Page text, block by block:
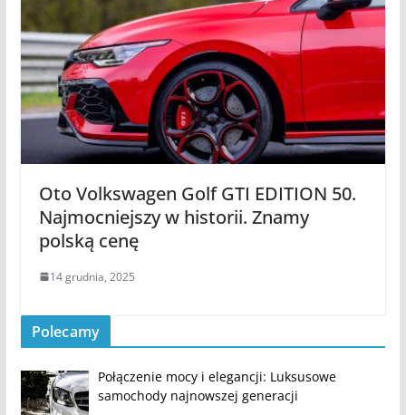
Oto Volkswagen Golf GTI EDITION 50.
Najmocniejszy w historii. Znamy
polską cenę
14 grudnia, 2025
Polecamy
Połączenie mocy i elegancji: Luksusowe
samochody najnowszej generacji